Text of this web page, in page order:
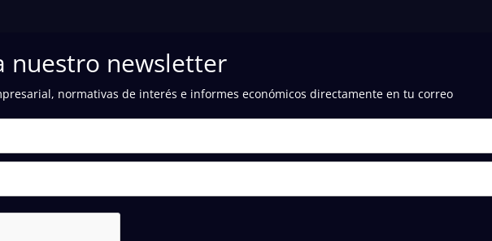
nuestro newsletter
normativas de interés e informes económicos directamente en tu correo